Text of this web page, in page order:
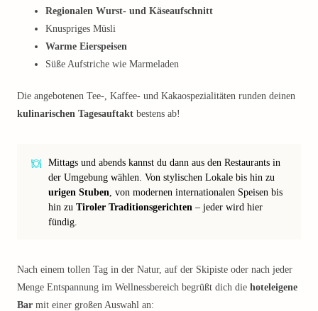
Regionalen Wurst- und Käseaufschnitt
Knuspriges Müsli
Warme Eierspeisen
Süße Aufstriche wie Marmeladen
Die angebotenen Tee-, Kaffee- und Kakaospezialitäten runden deinen
kulinarischen Tagesauftakt bestens ab!
Mittags und abends kannst du dann aus den Restaurants in
der Umgebung wählen. Von stylischen Lokale bis hin zu
urigen Stuben, von modernen internationalen Speisen bis
hin zu Tiroler Traditionsgerichten – jeder wird hier
fündig.
Nach einem tollen Tag in der Natur, auf der Skipiste oder nach jeder
Menge Entspannung im Wellnessbereich begrüßt dich die hoteleigene
Bar mit einer großen Auswahl an: